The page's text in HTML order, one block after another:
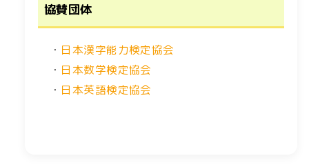
協賛団体
・ 日本漢字能力検定協会
・ 日本数学検定協会
・ 日本英語検定協会